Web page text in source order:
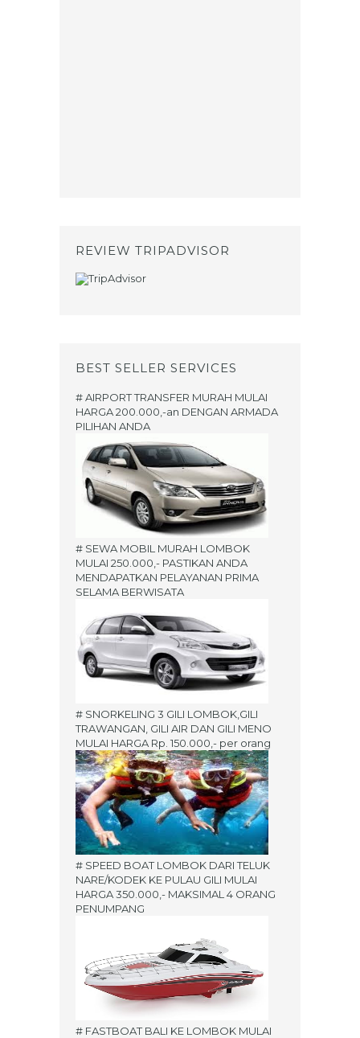
REVIEW TRIPADVISOR
BEST SELLER SERVICES
# AIRPORT TRANSFER MURAH MULAI
HARGA 200.000,-an DENGAN ARMADA
PILIHAN ANDA
# SEWA MOBIL MURAH LOMBOK
MULAI 250.000,- PASTIKAN ANDA
MENDAPATKAN PELAYANAN PRIMA
SELAMA BERWISATA
# SNORKELING 3 GILI LOMBOK,GILI
TRAWANGAN, GILI AIR DAN GILI MENO
MULAI HARGA Rp. 150.000,- per orang
# SPEED BOAT LOMBOK DARI TELUK
NARE/KODEK KE PULAU GILI MULAI
HARGA 350.000,- MAKSIMAL 4 ORANG
PENUMPANG
# FASTBOAT BALI KE LOMBOK MULAI